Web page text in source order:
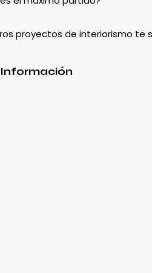
proyectos de interiorismo te